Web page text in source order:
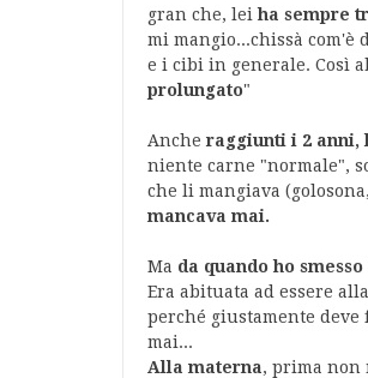
gran che, leiha sempre
mi mangio...chissà com'è
e i cibi in generale. Così
prolungato"
Anche raggiunti i 2 anni,
niente carne "normale",
che li mangiava
mancava mai.
Ma da quando ho
Era abituata ad essere
perché giustamente deve
mai...
Alla materna, prima non